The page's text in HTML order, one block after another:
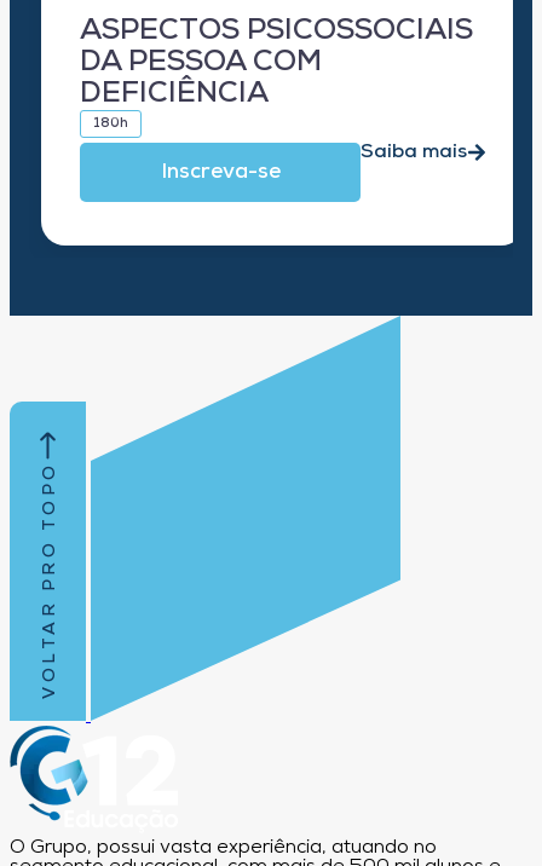
ASPECTOS PSICOSSOCIAIS
DA PESSOA COM
DEFICIÊNCIA
180h
Inscreva-se
Saiba mais
VOLTAR PRO TOPO
O Grupo, possui vasta experiência, atuando no